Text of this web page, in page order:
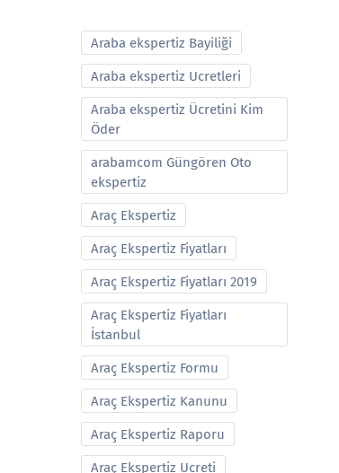
Araba ekspertiz Bayiliği
Araba ekspertiz Ucretleri
Araba ekspertiz Ücretini Kim
Öder
arabamcom Güngören Oto
ekspertiz
Araç Ekspertiz
Araç Ekspertiz Fiyatları
Araç Ekspertiz Fiyatları 2019
Araç Ekspertiz Fiyatları
İstanbul
Araç Ekspertiz Formu
Araç Ekspertiz Kanunu
Araç Ekspertiz Raporu
Araç Ekspertiz Ucreti